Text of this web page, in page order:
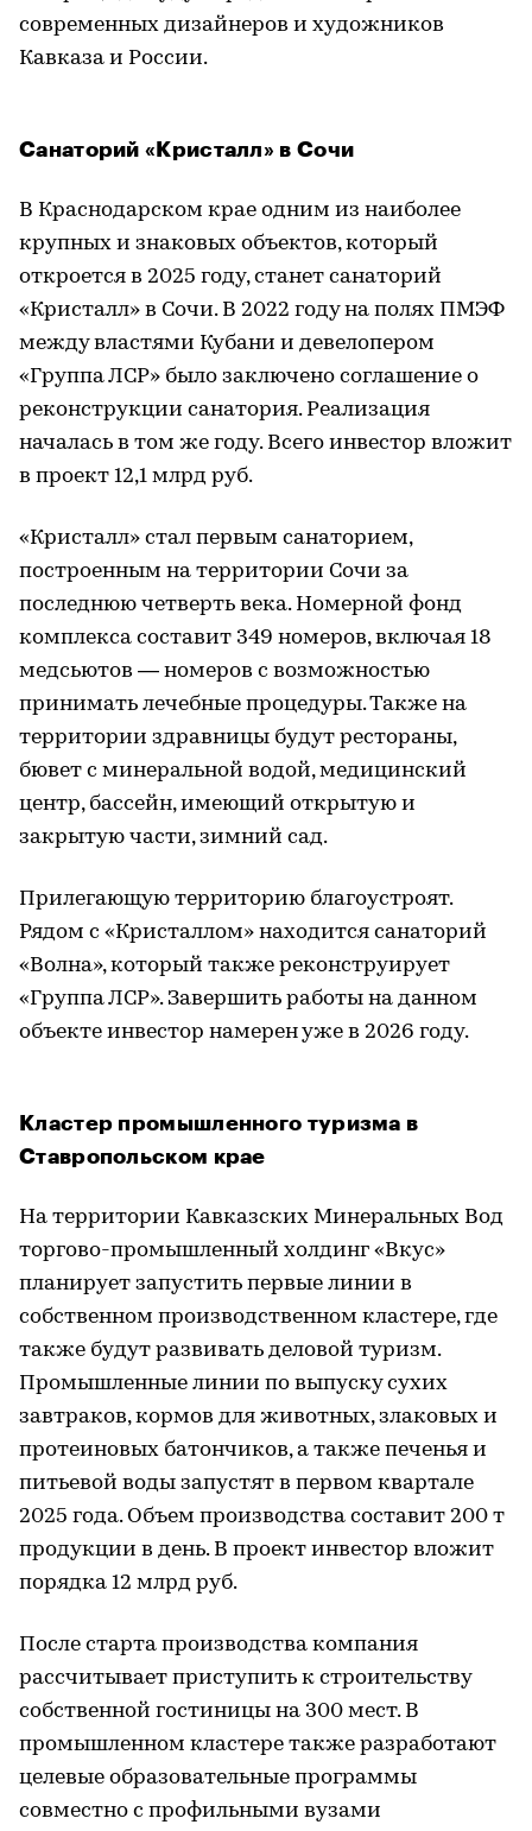
современных дизайнеров и художников
Кавказа и России.
Санаторий «Кристалл» в Сочи
В Краснодарском крае одним из наиболее
крупных и знаковых объектов, который
откроется в 2025 году, станет санаторий
«Кристалл» в Сочи. В 2022 году на полях ПМЭФ
между властями Кубани и девелопером
«Группа ЛСР» было заключено соглашение о
реконструкции санатория. Реализация
началась в том же году. Всего инвестор вложит
в проект 12,1 млрд руб.
«Кристалл» стал первым санаторием,
построенным на территории Сочи за
последнюю четверть века. Номерной фонд
комплекса составит 349 номеров, включая 18
медсьютов — номеров с возможностью
принимать лечебные процедуры. Также на
территории здравницы будут рестораны,
бювет с минеральной водой, медицинский
центр, бассейн, имеющий открытую и
закрытую части, зимний сад.
Прилегающую территорию благоустроят.
Рядом с «Кристаллом» находится санаторий
«Волна», который также реконструирует
«Группа ЛСР». Завершить работы на данном
объекте инвестор намерен уже в 2026 году.
Кластер промышленного туризма в
Ставропольском крае
На территории Кавказских Минеральных Вод
торгово-промышленный холдинг «Вкус»
планирует запустить первые линии в
собственном производственном кластере, где
также будут развивать деловой туризм.
Промышленные линии по выпуску сухих
завтраков, кормов для животных, злаковых и
протеиновых батончиков, а также печенья и
питьевой воды запустят в первом квартале
2025 года. Объем производства составит 200 т
продукции в день. В проект инвестор вложит
порядка 12 млрд руб.
После старта производства компания
рассчитывает приступить к строительству
собственной гостиницы на 300 мест. В
промышленном кластере также разработают
целевые образовательные программы
совместно с профильными вузами